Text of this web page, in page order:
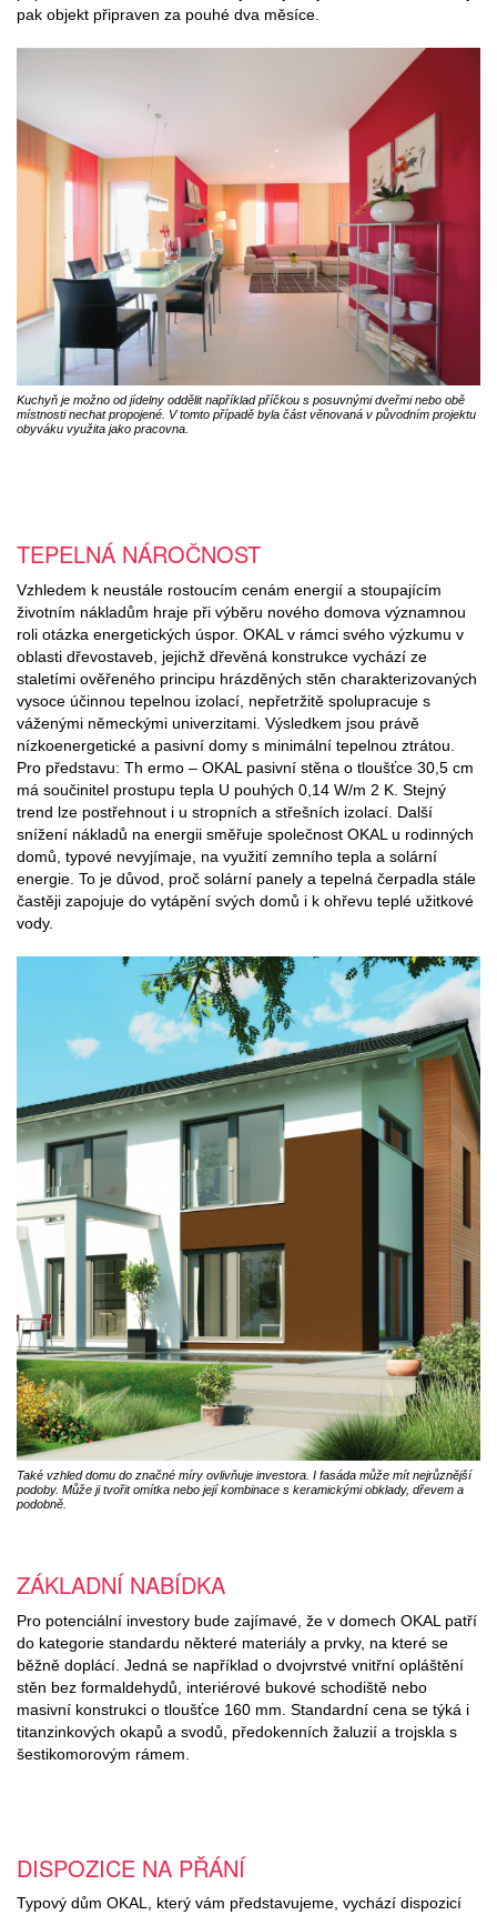
pak objekt připraven za pouhé dva měsíce.
Kuchyň je možno od jídelny oddělit například příčkou s posuvnými dveřmi nebo obě
místnosti nechat propojené. V tomto případě byla část věnovaná v původním projektu
obyváku využita jako pracovna.
TEPELNÁ NÁROČNOST
Vzhledem k neustále rostoucím cenám energií a stoupajícím
životním nákladům hraje při výběru nového domova významnou
roli otázka energetických úspor. OKAL v rámci svého výzkumu v
oblasti dřevostaveb, jejichž dřevěná konstrukce vychází ze
staletími ověřeného principu hrázděných stěn charakterizovaných
vysoce účinnou tepelnou izolací, nepřetržitě spolupracuje s
váženými německými univerzitami. Výsledkem jsou právě
nízkoenergetické a pasivní domy s minimální tepelnou ztrátou.
Pro představu: Th ermo – OKAL pasivní stěna o tloušťce 30,5 cm
má součinitel prostupu tepla U pouhých 0,14 W/m 2 K. Stejný
trend lze postřehnout i u stropních a střešních izolací. Další
snížení nákladů na energii směřuje společnost OKAL u rodinných
domů, typové nevyjímaje, na využití zemního tepla a solární
energie. To je důvod, proč solární panely a tepelná čerpadla stále
častěji zapojuje do vytápění svých domů i k ohřevu teplé užitkové
vody.
Také vzhled domu do značné míry ovlivňuje investora. I fasáda může mít nejrůznější
podoby. Může ji tvořit omítka nebo její kombinace s keramickými obklady, dřevem a
podobně.
ZÁKLADNÍ NABÍDKA
Pro potenciální investory bude zajímavé, že v domech OKAL patří
do kategorie standardu některé materiály a prvky, na které se
běžně doplácí. Jedná se například o dvojvrstvé vnitřní opláštění
stěn bez formaldehydů, interiérové bukové schodiště nebo
masivní konstrukci o tloušťce 160 mm. Standardní cena se týká i
titanzinkových okapů a svodů, předokenních žaluzií a trojskla s
šestikomorovým rámem.
DISPOZICE NA PŘÁNÍ
Typový dům OKAL, který vám představujeme, vychází dispozicí